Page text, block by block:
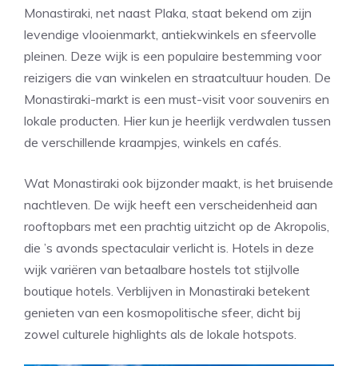
Monastiraki, net naast Plaka, staat bekend om zijn
levendige vlooienmarkt, antiekwinkels en sfeervolle
pleinen. Deze wijk is een populaire bestemming voor
reizigers die van winkelen en straatcultuur houden. De
Monastiraki-markt is een must-visit voor souvenirs en
lokale producten. Hier kun je heerlijk verdwalen tussen
de verschillende kraampjes, winkels en cafés.
Wat Monastiraki ook bijzonder maakt, is het bruisende
nachtleven. De wijk heeft een verscheidenheid aan
rooftopbars met een prachtig uitzicht op de Akropolis,
die ’s avonds spectaculair verlicht is. Hotels in deze
wijk variëren van betaalbare hostels tot stijlvolle
boutique hotels. Verblijven in Monastiraki betekent
genieten van een kosmopolitische sfeer, dicht bij
zowel culturele highlights als de lokale hotspots.